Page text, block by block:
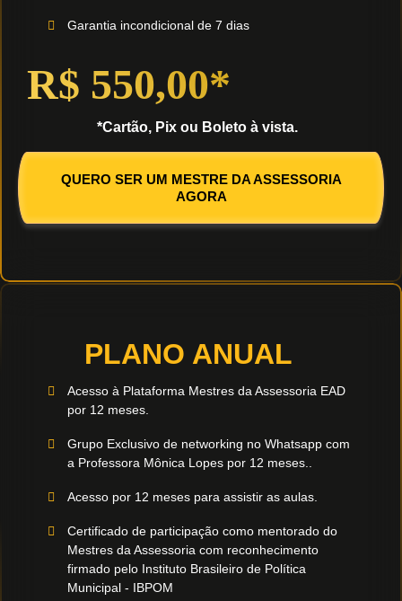
Garantia incondicional de 7 dias
R$ 550,00*
*Cartão, Pix ou Boleto à vista.
QUERO SER UM MESTRE DA ASSESSORIA
AGORA
PLANO ANUAL
Acesso à Plataforma Mestres da Assessoria EAD
por 12 meses.
Grupo Exclusivo de networking no Whatsapp com
a Professora Mônica Lopes por 12 meses..
Acesso por 12 meses para assistir as aulas.
Certificado de participação como mentorado do
Mestres da Assessoria com reconhecimento
firmado pelo Instituto Brasileiro de Política
Municipal - IBPOM